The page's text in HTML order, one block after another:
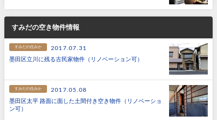
すみだの空き物件情報
すみだの住みか
2017.07.31
墨田区立川に残る古民家物件（リノベーション可）
すみだの住みか
2017.05.08
墨田区太平 路面に面した土間付き空き物件（リノベーショ
ン可）